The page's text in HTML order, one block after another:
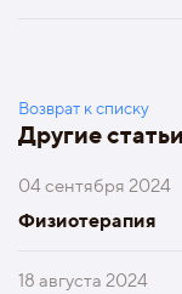
Возврат к списку
Другие статьи
04 сентября 2024
Физиотерапия
18 августа 2024